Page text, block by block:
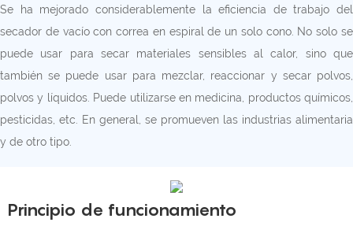
Se ha mejorado considerablemente la eficiencia de trabajo del
secador de vacío con correa en espiral de un solo cono. No solo se
puede usar para secar materiales sensibles al calor, sino que
también se puede usar para mezclar, reaccionar y secar polvos,
polvos y líquidos. Puede utilizarse en medicina, productos químicos,
pesticidas, etc. En general, se promueven las industrias alimentaria
y de otro tipo.
Principio de funcionamiento